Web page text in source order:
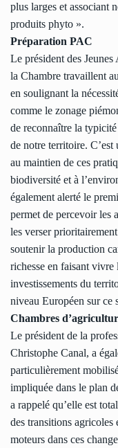
plus larges et associant
produits phyto ».
Préparation PAC
Le président des
la Chambre travaillent
en soulignant la
comme le zonage
de reconnaître la
de notre territoire.
au maintien de ces
biodiversité et à
également alerté le
permet de percevoir les
les verser
soutenir la production
richesse en faisant
investissements du
niveau Européen sur ce
Chambres
Le président de la
Christophe Canal, a
particulièrement
impliquée dans le plan
a rappelé qu’elle est
des transitions agricoles
moteurs dans ces